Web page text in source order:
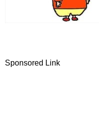
Sponsored Link